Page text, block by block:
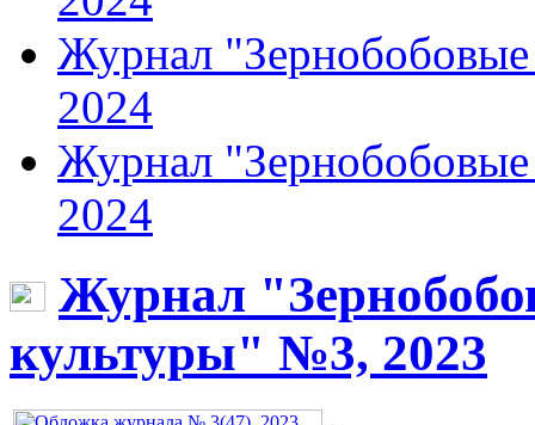
Журнал
2024
Журнал
2024
Журнал
культуры" №3, 2023